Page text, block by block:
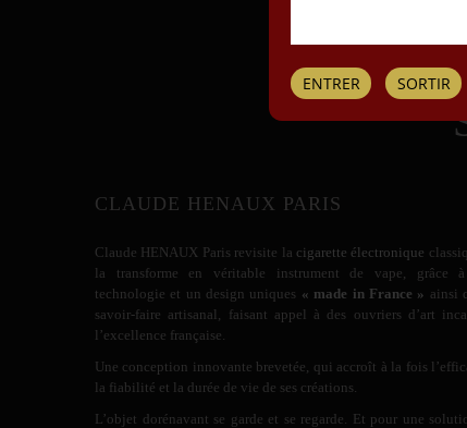
CLAUDE HENAUX PARIS
Claude HENAUX Paris revisite la cigarette électronique
la transforme en véritable instrument de vape, grâce
technologie et un design uniques « made in France » ainsi
savoir-faire artisanal, faisant appel à des ouvriers d’art
l’excellence française.
Une conception innovante brevetée, qui accroît à la fois
la fiabilité et la durée de vie de ses créations.
L’objet dorénavant se garde et se regarde. Et pour une
ENTRER SORTIR